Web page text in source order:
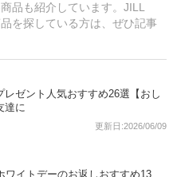
品も紹介しています。JILL
を探している方は、ぜひ記事
ゼント人気おすすめ26選【おし
達に
更新日:2026/06/09
ワイトデーのお返しおすすめ13